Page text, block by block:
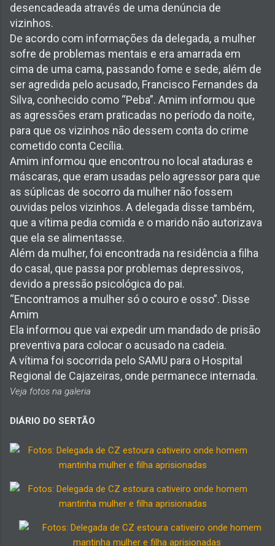
desencadeada através de uma denúncia de
vizinhos.
De acordo com informações da delegada, a mulher
sofre de problemas mentais e era amarrada em
cima de uma cama, passando fome e sede, além de
ser agredida pelo acusado, Francisco Fernandes da
Silva, conhecido como “Peba”. Amim informou que
as agressões eram praticadas no período da noite,
para que os vizinhos não dessem conta do crime
cometido conta Cecília.
Amim informou que encontrou no local ataduras e
máscaras, que eram usadas pelo agressor para que
as súplicas de socorro da mulher não fossem
ouvidas pelos vizinhos. A delegada disse também,
que a vítima pedia comida e o marido não autorizava
que ela se alimentasse.
Além da mulher, foi encontrada na residência a filha
do casal, que passa por problemas depressivos,
devido a pressão psicológica do pai.
“Encontramos a mulher só o couro e osso”. Disse
Amim
Ela informou que vai expedir um mandado de prisão
preventiva para colocar o acusado na cadeia.
A vítima foi socorrida pelo SAMU para o Hospital
Regional de Cajazeiras, onde permanece internada.
Veja fotos na galeria
DIÁRIO DO SERTÃO